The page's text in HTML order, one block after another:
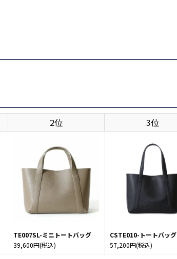
2位 3位
TE007SL-ミニトートバッグ
39,600円(税込)
CSTE010-トートバッグ
57,200円(税込)